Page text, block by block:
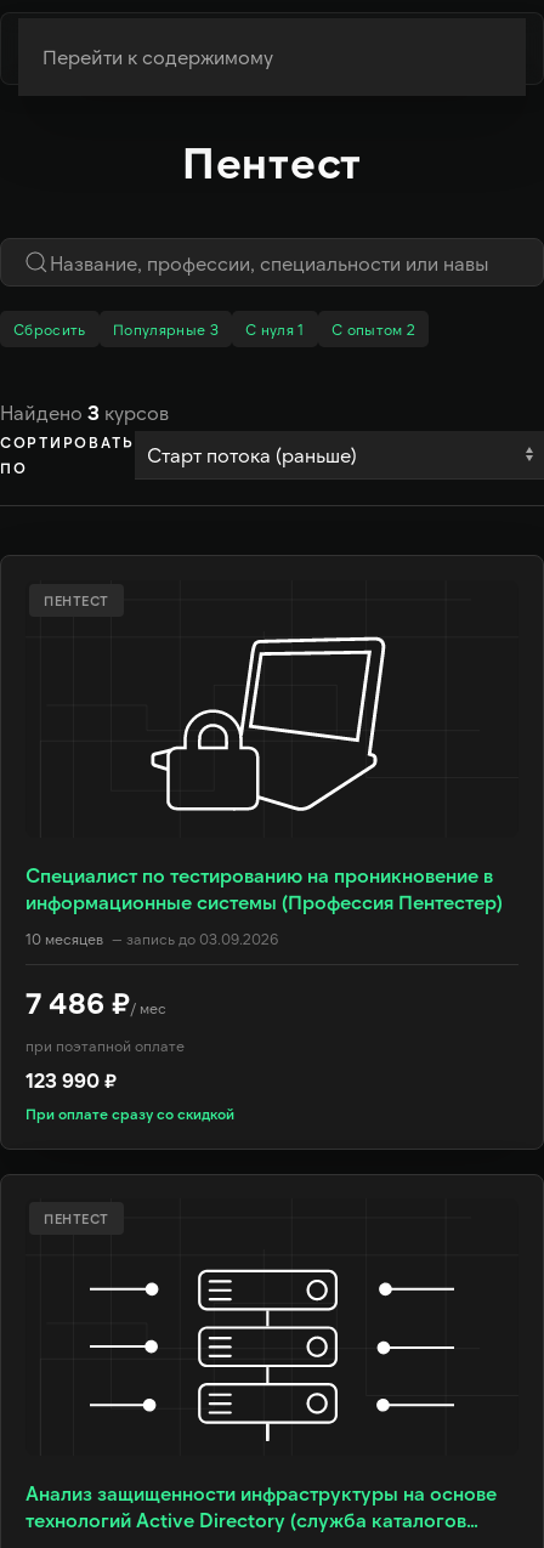
Перейти к содержимому
Пентест
Сбросить Популярные 3 С нуля1 С опытом 2
Найдено 3 курсов
СОРТИРОВАТЬ
ПО
ПЕНТЕСТ
Специалист по тестированию на проникновение в
информационные системы (Профессия Пентестер)
10 месяцев — запись до 03.09.2026
7 486 ₽/ мес
при поэтапной оплате
123 990 ₽
При оплате сразу со скидкой
ПЕНТЕСТ
Анализ защищенности инфраструктуры на основе
технологий Active Directory (служба каталогов